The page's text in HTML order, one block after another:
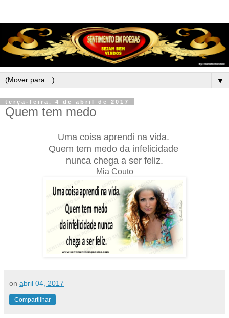
▼
terça-feira, 4 de abril de 2017
Quem tem medo
Uma coisa aprendi na vida.
Quem tem medo da infelicidade
nunca chega a ser feliz.
Mia Couto
on abril 04, 2017
Compartilhar